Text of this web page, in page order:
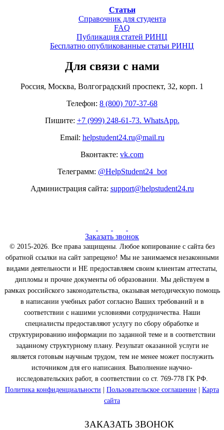
Статьи
Справочник для студента
FAQ
Публикация статей РИНЦ
Бесплатно опубликованные статьи РИНЦ
Для связи с нами
Россия, Москва, Волгоградский проспект, 32, корп. 1
Телефон: 8 (800) 707-37-68
Пишите: +7 (999) 248-61-73. WhatsApp.
Email: helpstudent24.ru@mail.ru
Вконтакте: vk.com
Телеграмм: @HelpStudent24_bot
Администрация сайта: support@helpstudent24.ru
Заказать звонок
© 2015-2026. Все права защищены. Любое копирование с сайта без
обратной ссылки на сайт запрещено! Мы не занимаемся незаконными
видами деятельности и НЕ предоставляем своим клиентам аттестаты,
дипломы и прочие документы об образовании. Мы действуем в
рамках российского законодательства, оказывая методическую помощь
в написании учебных работ согласно Ваших требований и в
соответствии с нашими условиями сотрудничества. Наши
специалисты предоставляют услугу по сбору обработке и
структурированию информации по заданной теме и в соответствии
заданному структурному плану. Результат оказанной услуги не
является готовым научным трудом, тем не менее может послужить
источником для его написания. Выполнение научно-
исследовательских работ, в соответствии со ст. 769-778 ГК РФ.
Политика конфиденциальности | Пользовательское соглашение | Карта
сайта
ЗАКАЗАТЬ ЗВОНОК